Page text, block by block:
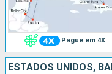
Pague em 4X